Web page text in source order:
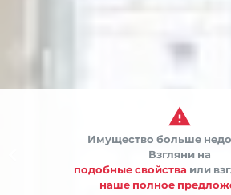

Имущество больше
Взгляни на
подобные свойства или
наше полное